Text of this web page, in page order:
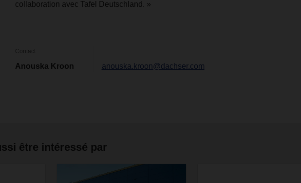
collaboration avec Tafel Deutschland. »
Contact
Anouska Kroon anouska.kroon@dachser.com
être intéressé par